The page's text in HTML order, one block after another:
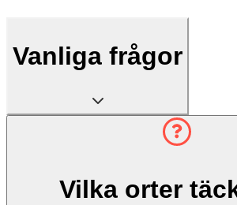
Vanliga frågor
Vilka orter